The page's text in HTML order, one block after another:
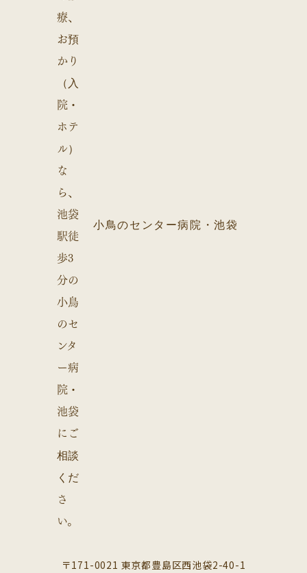
小鳥のセンター病院・池袋
〒171-0021 東京都豊島区西池袋2-40-1